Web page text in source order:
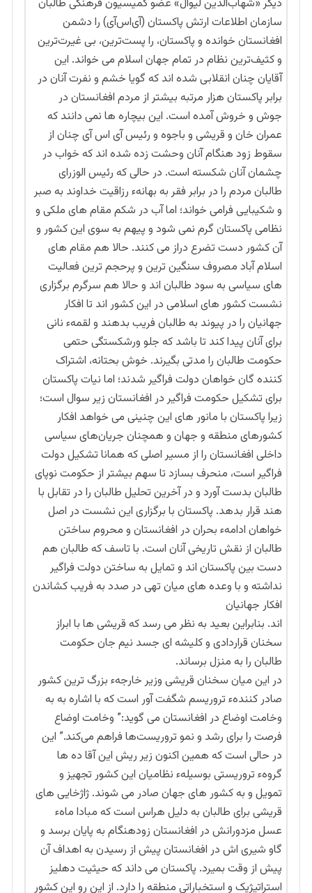
دیگر «شهاب‌الدین لیوال» عضو کمیسیون فرهنگی طالبان
سازمان اطلاعات ارتش پاکستان (آی‌اس‌آی) را دشمن
افغانستان خوانده و پاکستان، را پست‌ترین، بی غیرت‌ترین
و کثیف‌ترین نظام در تمام جهان اسلام می خواند. این
آقایان چنان انقلابی شده اند که گویا خشم و نفرت آنان در
برابر پاکستان هزار مرتبه بیشتر از مردم افغانستان در
جوش و خروش آمده است. این بیچاره ها نمی دانند که
عمران خان و قریشی و باجوه و رئیس آی اس آی چنان از
سقوط زود هنگام آنان وحشت زده شده اند که خواب در
چشمان آنان شکسته است. در حالی که رئیس الوزرای
طالبان مردم را در برابر فقر به بهانهء رزاقیت خداوند به صبر
و شکیبایی فرامی خواند؛ اما آب در شکم مقام های ملکی و
نظامی پاکستان گرم نمی شود و پیهم به سوی این کشور و
آن کشور دست تضرع دراز می کنند. حالا هم مقام های
اسلام آباد مصروف سنگین ترین و پرحجم ترین فعالیت
های سیاسی به سود طالبان اند و حالا هم سرگرم برگزاری
نشست کشور های اسلامی در این کشور اند تا افکار
جهانیان را در پیوند به طالبان فریب بدهند و لقمهء نانی
برای آنان پیدا کند تا باشد که جلو ورشکستگی حتمی
حکومت طالبان را مدتی بگیرند. خوش بحتانه، اشتراک
کننده گان خواهان دولت فراگیر شدند؛ اما نیات پاکستان
برای تشکیل حکومت فراگیر در افغانستان زیر سوال است؛
زیرا پاکستان با مانور های این چنینی می خواهد افکار
کشورهای منطقه و جهان و همچنان جریان‌های سیاسی
داخلی افغانستان را از مسیر اصلی که همانا تشکیل دولت
فراگیر است، منحرف بسازد تا سهم بیشتر از حکومت نوپای
طالبان بدست آورد و در آخرین تحلیل طالبان را در تقابل با
هند قرار بدهد. پاکستان با برگزاری این نشست در اصل
خواهان ادامهء بحران در افغانستان و محروم ساختن
طالبان از نقش تاریخی آنان است. با تاسف که طالبان هم
دست بین پاکستان اند و تمایل به ساختن دولت فراگیر
نداشته و با وعده های میان تهی در صدد به فریب کشاندن
افکار جهانیان
اند. بنابراین بعید به نظر می رسد که قریشی ها با ابراز
سخنان قراردادی و کلیشه ای جسد نیم جان حکومت
طالبان را به منزل برساند.
در این میان سخنان قریشی وزیر خارجهء بزرگ ترین کشور
صادر کنندهء تروریسم شگفت آور است که با اشاره به به
وخامت اوضاع در افغانستان می گوید:” وخامت اوضاع
فرصت را برای رشد و نمو تروریست‌ها فراهم می‌کند.” این
در حالی است که همین اکنون زیر ریش این آقا ده ها
گروهء تروریستی بوسیلهء نظامیان این کشور تجهیز و
تمویل و به کشور های جهان صادر می شوند. ژاژخایی های
قریشی برای طالبان به دلیل هراس است که مبادا ماهء
عسل مزدورانش در افغانستان زودهنگام به پایان برسد و
گاو شیری اش در افغانستان پیش از رسیدن به اهداف آن
پیش از وقت بمیرد. پاکستان می داند که حیثیت دهلیز
استراتیژیک و استخباراتی منطقه را دارد. از این رو این کشور